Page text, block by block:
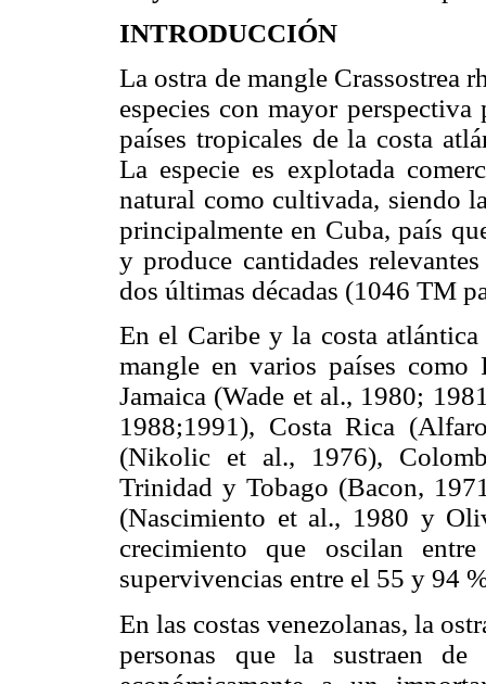
INTRODUCCIÓN
La ostra de mangle Crassostrea
especies con mayor
países tropicales de la costa
La especie es explotada
natural como cultivada, siendo
principalmente en Cuba, país
y produce cantidades
dos últimas décadas (1046 TM
En el Caribe y la costa
mangle en varios países
Jamaica (Wade et al., 1980;
1988;1991), Costa Rica
(Nikolic et al., 1976),
Trinidad y Tobago (Bacon,
(Nascimiento et al., 1980 y
crecimiento que oscilan
supervivencias entre el 55 y 94
En las costas venezolanas, la
personas que la sustraen de